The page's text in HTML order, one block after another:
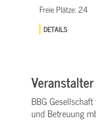
Freie Plätze:24
DETAILS
Veranstalter
BBG
und Betreuung